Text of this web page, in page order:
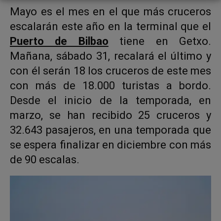
Mayo es el mes en el que más cruceros
escalarán este año en la terminal que el
Puerto de Bilbao tiene en Getxo.
Mañana, sábado 31, recalará el último y
con él serán 18 los cruceros de este mes
con más de 18.000 turistas a bordo.
Desde el inicio de la temporada, en
marzo, se han recibido 25 cruceros y
32.643 pasajeros, en una temporada que
se espera finalizar en diciembre con más
de 90 escalas.